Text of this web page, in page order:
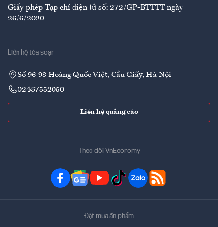
Giấy phép Tạp chí điện tử số: 272/GP-BTTTT ngày
26/6/2020
Liên hệ tòa soạn
Số 96-98 Hoàng Quốc Việt, Cầu Giấy, Hà Nội
02437552050
Liên hệ quảng cáo
Theo dõi VnEconomy
Đặt mua ấn phẩm